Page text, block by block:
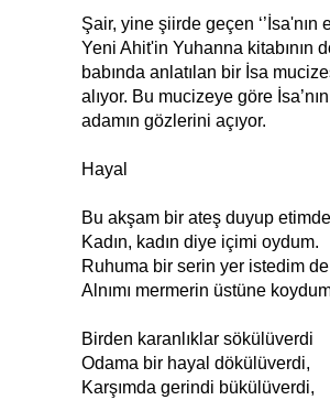
Şair, yine şiirde geçen ‘’İsa'nın
Yeni Ahit'in Yuhanna kitabının
babında anlatılan bir İsa
alıyor. Bu mucizeye göre
adamın gözlerini açıyor.
Hayal
Bu akşam bir ateş duyup etimde
Kadın, kadın diye içimi oydum.
Ruhuma bir serin yer istedim de
Alnımı mermerin üstüne
Birden karanlıklar sökülüverdi
Odama bir hayal dökülüverdi,
Karşımda gerindi bükülüverdi,